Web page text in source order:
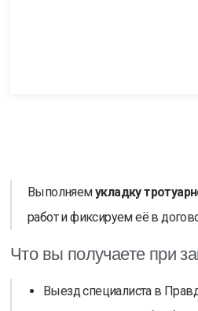
Выполняемукладку
работ и фиксируем её в
Что вы получаете при
Выезд специалиста в